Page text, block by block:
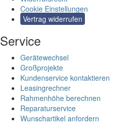
Cookie Einstellungen
Vertrag widerrufen
Service
Gerätewechsel
Großprojekte
Kundenservice kontaktieren
Leasingrechner
Rahmenhöhe berechnen
Reparaturservice
Wunschartikel anfordern